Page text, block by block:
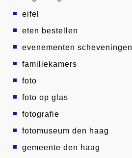
eifel
eten bestellen
evenementen scheveningen
familiekamers
foto
foto op glas
fotografie
fotomuseum den haag
gemeente den haag